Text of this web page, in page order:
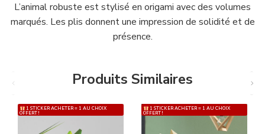
L’animal robuste est stylisé en origami avec des volumes
marqués. Les plis donnent une impression de solidité et de
présence.
Produits Similaires
1 STICKER ACHETER = 1 AU CHOIX
OFFERT !
1 STICKER ACHETER = 1 AU CHOIX
OFFERT !